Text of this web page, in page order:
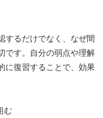
するだけでなく、なぜ間
です。自分の弱点や理解
に復習することで、効果
む